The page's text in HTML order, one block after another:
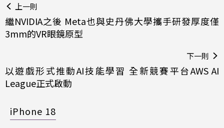
上一則
繼NVIDIA之後 Meta也與史丹佛大學攜手研發厚度僅
3mm的VR眼鏡原型
下一則
以遊戲形式推動AI技能學習 全新競賽平台AWS AI
League正式啟動
iPhone 18